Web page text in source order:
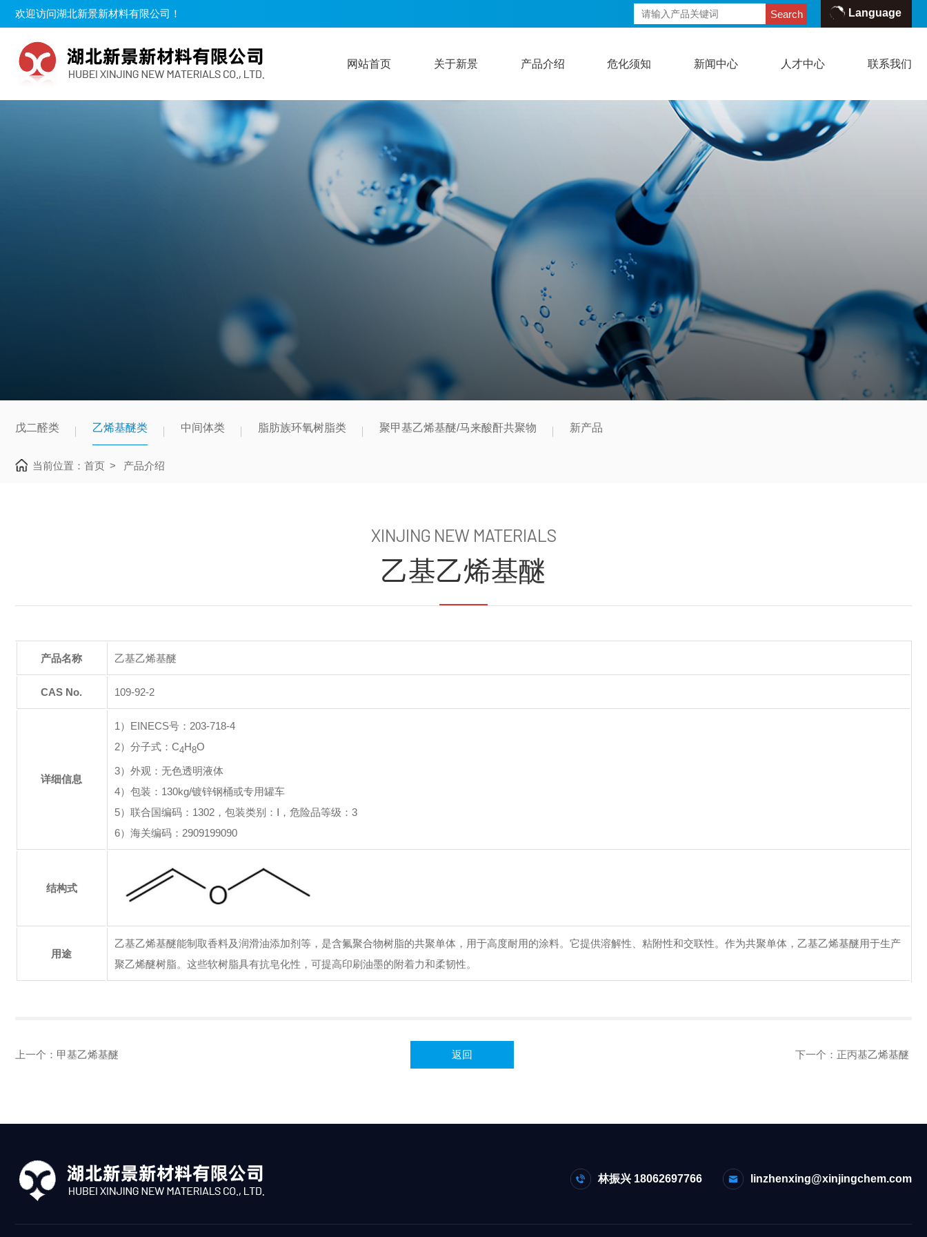
欢迎访问湖北新景新材料有限公司！ Search Language
网站首页 关于新景 产品介绍 危化须知 新闻中心 人才中心 联系我们
戊二醛类 乙烯基醚类 中间体类 脂肪族环氧树脂类 聚甲基乙烯基醚/马来酸酐共聚物 新产品
当前位置： 首页 > 产品介绍
XINJING NEW MATERIALS
乙基乙烯基醚
产品名称 乙基乙烯基醚
CAS No. 109-92-2
详细信息
1）EINECS号：203-718-4
2）分子式：C4H8O
3）外观：无色透明液体
4）包装：130kg/镀锌钢桶或专用罐车
5）联合国编码：1302，包装类别：Ⅰ，危险品等级：3
6）海关编码：2909199090
结构式
用途
乙基乙烯基醚能制取香料及润滑油添加剂等，是含氟聚合物树脂的共聚单体，用于高度耐用的涂料。它提供溶解性、粘附性和交联性。作为共聚单体，乙基乙烯基醚用于生产
聚乙烯醚树脂。这些软树脂具有抗皂化性，可提高印刷油墨的附着力和柔韧性。
上一个： 甲基乙烯基醚 返回 下一个： 正丙基乙烯基醚
林振兴 18062697766 linzhenxing@xinjingchem.com